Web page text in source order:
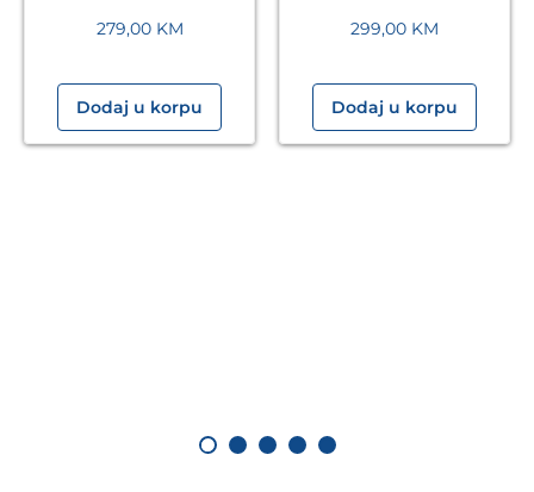
279,00 KM
Dodaj u korpu
299,00 KM
Dodaj u korpu